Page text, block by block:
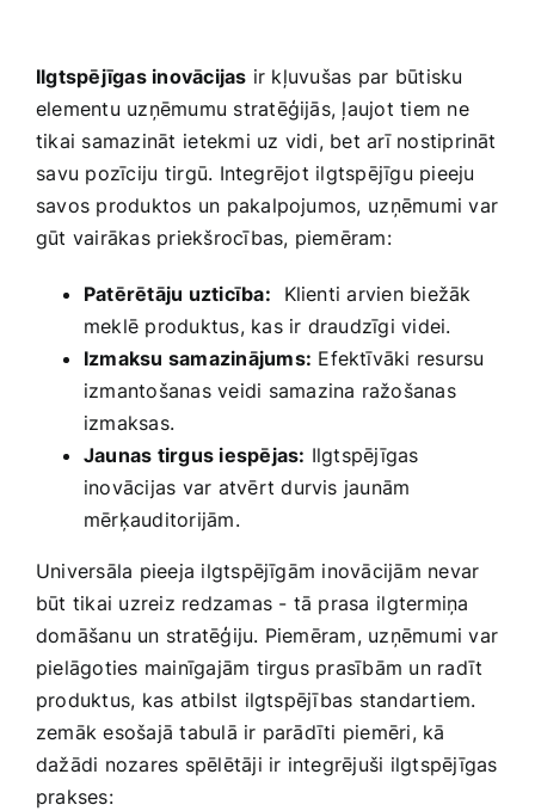
Ilgtspējīgas inovācijas ir kļuvušas ⁣par ‌būtisku
elementu uzņēmumu stratēģijās, ļaujot tiem ne⁢
tikai samazināt⁣ ietekmi uz vidi, bet arī nostiprināt
⁣savu pozīciju ⁣tirgū.​ Integrējot ilgtspējīgu pieeju
savos produktos un pakalpojumos, ⁣uzņēmumi var
gūt vairākas ‌priekšrocības, piemēram:
Patērētāju uzticība: ⁢ Klienti arvien biežāk
meklē produktus, kas ir draudzīgi videi.
Izmaksu‌ samazinājums: Efektīvāki resursu
izmantošanas veidi samazina ražošanas
izmaksas.
Jaunas tirgus iespējas: Ilgtspējīgas
inovācijas var atvērt durvis jaunām
mērķauditorijām.
Universāla pieeja ilgtspējīgām inovācijām nevar
būt tikai uzreiz redzamas -‍ tā prasa ⁤ilgtermiņa
domāšanu un stratēģiju. Piemēram, uzņēmumi var
pielāgoties mainīgajām tirgus prasībām‍ un radīt
produktus,‌ kas atbilst ilgtspējības standartiem.
zemāk esošajā tabulā ir parādīti piemēri, kā
dažādi nozares spēlētāji ir integrējuši ilgtspējīgas
prakses: